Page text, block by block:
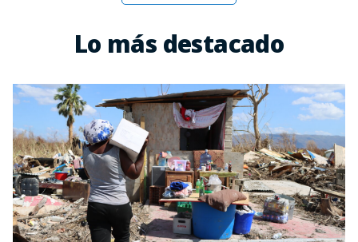
Lo más destacado